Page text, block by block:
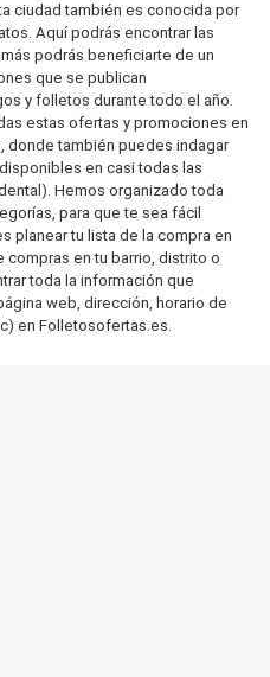
ciudad también es conocida por
Aquí podrás encontrar las
podrás beneficiarte de un
que se publican
y folletos durante todo el año.
estas ofertas y promociones en
donde también puedes indagar
en casi todas las
Hemos organizado toda
para que te sea fácil
planear tu lista de la compra en
compras en tu barrio, distrito o
toda la información que
web, dirección, horario de
en Folletosofertas.es.